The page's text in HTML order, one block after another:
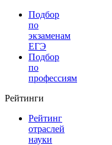
Подбор
по
экзаменам
ЕГЭ
Подбор
по
профессиям
Рейтинги
Рейтинг
отраслей
науки